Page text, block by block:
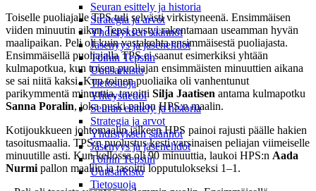
Seuran esittely ja historia
Strategia ja arvot
Yhdistyksen säännöt
Jäsenyys ja jäsenehdot
Töihin Tepsiin
Uutisarkisto
Tietosuoja
Yhteystiedot
Seuran esittely ja historia
Strategia ja arvot
Yhdistyksen säännöt
Jäsenyys ja jäsenehdot
Töihin Tepsiin
Uutisarkisto
Tietosuoja
Toiselle puoliajalle TPS tuli selvästi virkistyneenä. Ensimmäisen
viiden minuutin aikan Tepsi pystyi rakentamaan useamman hyvän
maalipaikan. Peli oli kuin vastakohta ensimmäisestä puoliajasta.
Ensimmäisellä puoliajalla TPS ei saanut esimerkiksi yhtään
kulmapotkua, kun toisen puoliajan ensimmäisten minuuttien aikana
se sai niitä kaksi. Kun toinen puoliaika oli vanhentunut
parikymmentä minuuttia, tavoitti Silja Jaatisen antama kulmapotku
Sanna Poralin, joka puski pallon HPS:n maalin.
Kotijoukkueen johtomaalin jälkeen HPS painoi rajusti päälle hakien
tasoitusmaalia. TPS:n puolustus kesti varsinaisen peliajan viimeiselle
minuutille asti. Kun kellossa oli 90 minuuttia, laukoi HPS:n Aada
Nurmi pallon maaliin ja tasoitti lopputulokseksi 1–1.